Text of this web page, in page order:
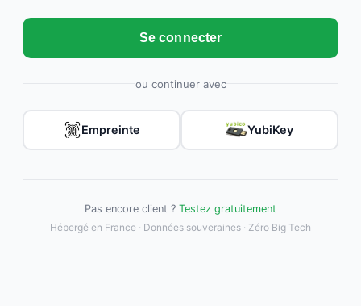
Se connecter
ou continuer avec
Empreinte YubiKey
Pas encore client ? Testez gratuitement
Hébergé en France · Données souveraines · Zéro Big Tech